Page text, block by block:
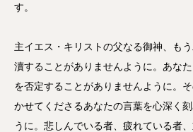
す。
主イエス・キリストの父なる御神、も
瀆することがありませんように。あな
を否定することがありませんように。
かせてくださるあなたの言葉を心深く
うに。悲しんでいる者、疲れている者